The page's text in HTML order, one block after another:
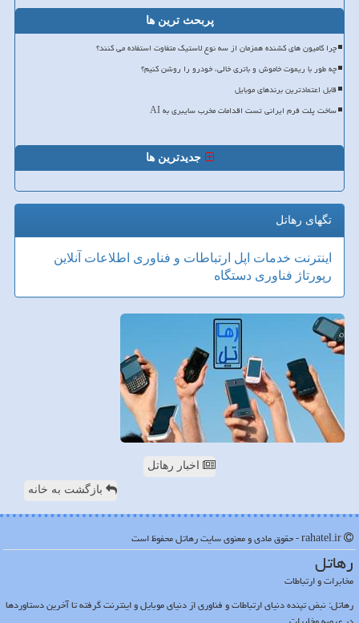
پربحث ترین ها
چرا کامیون های کشنده همزمان از سه نوع لاستیک متفاوت استفاده می کنند؟
چه طور با ریموت خاموش و باتری خالی، خودرو را روشن کنیم؟
قابل اعتمادترین برندهای موبایل
ساخت پلت فرم ایرانی تست اقدامات مخرب سایبری به AI
جدیدترین ها
تگهای رهاتل
اینترنت خدمات اپل ارتباطات و فناوری اطلاعات آنلاین
رپورتاژ فناوری دستگاه
اخبار رهاتل
بازگشت به خانه
رهاتل
مخابرات و ارتباطات
رهاتل: نبض تپنده دنیای ارتباطات و فناوری از دنیای موبایل و اینترنت گرفته تا آخرین دستاوردها